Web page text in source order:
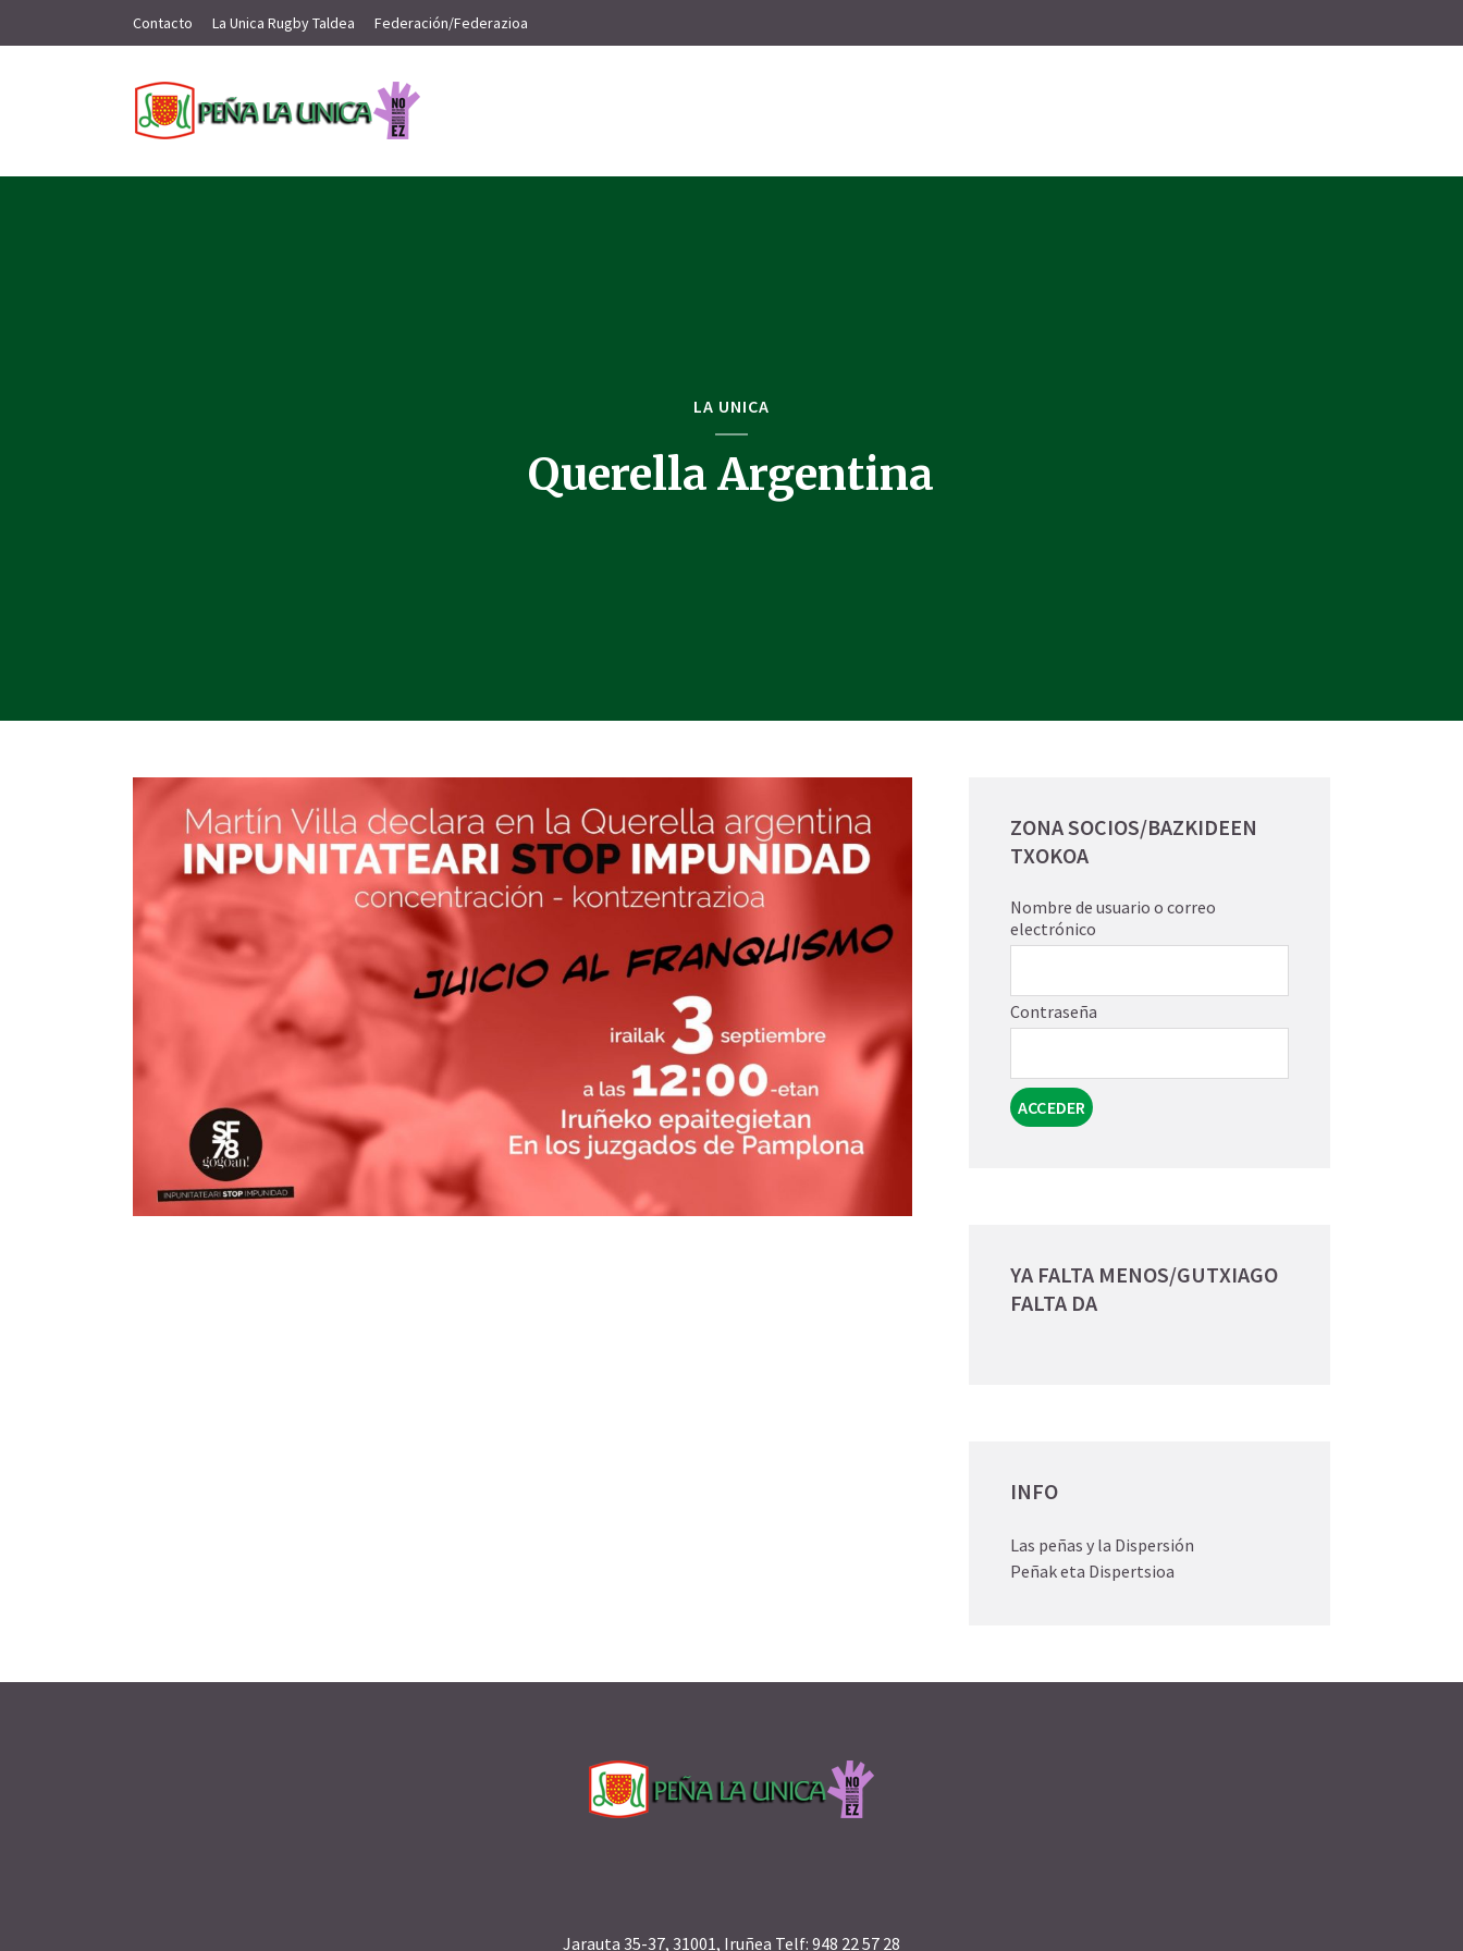
Contacto La Unica Rugby Taldea Federación/Federazioa
LA UNICA
Querella Argentina
ZONA SOCIOS/BAZKIDEEN
TXOKOA
Nombre de usuario o correo
electrónico
Contraseña
YA FALTA MENOS/GUTXIAGO
FALTA DA
INFO
Las peñas y la Dispersión
Peñak eta Dispertsioa
Jarauta 35-37, 31001, Iruñea Telf: 948 22 57 28